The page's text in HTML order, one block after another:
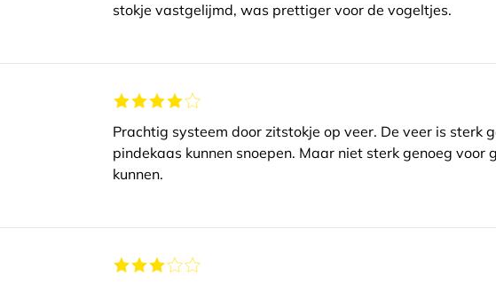
stokje vastgelijmd, was prettiger voor de vogeltjes.
Prachtig systeem door zitstokje op veer. De veer is sterk
pindekaas kunnen snoepen. Maar niet sterk genoeg
kunnen.